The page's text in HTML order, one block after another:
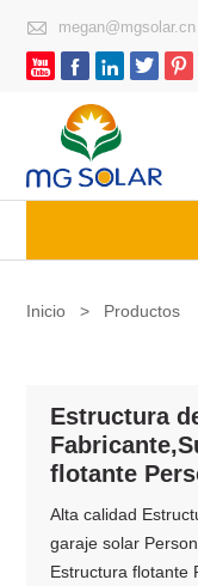
 megan@mgsolar.cn
    
Inicio > Productos
Estructura
flotante
Alta calidad
garaje solar
Estructura flotante